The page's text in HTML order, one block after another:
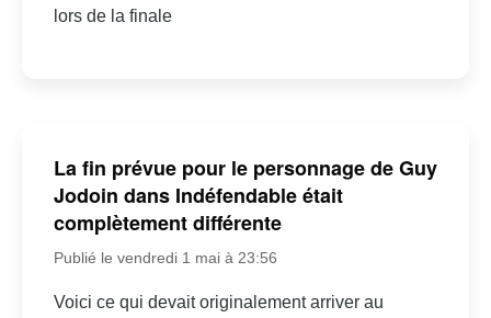
lors de la finale
La fin prévue pour le personnage de Guy
Jodoin dans Indéfendable était
complètement différente
Publié le vendredi 1 mai à 23:56
Voici ce qui devait originalement arriver au